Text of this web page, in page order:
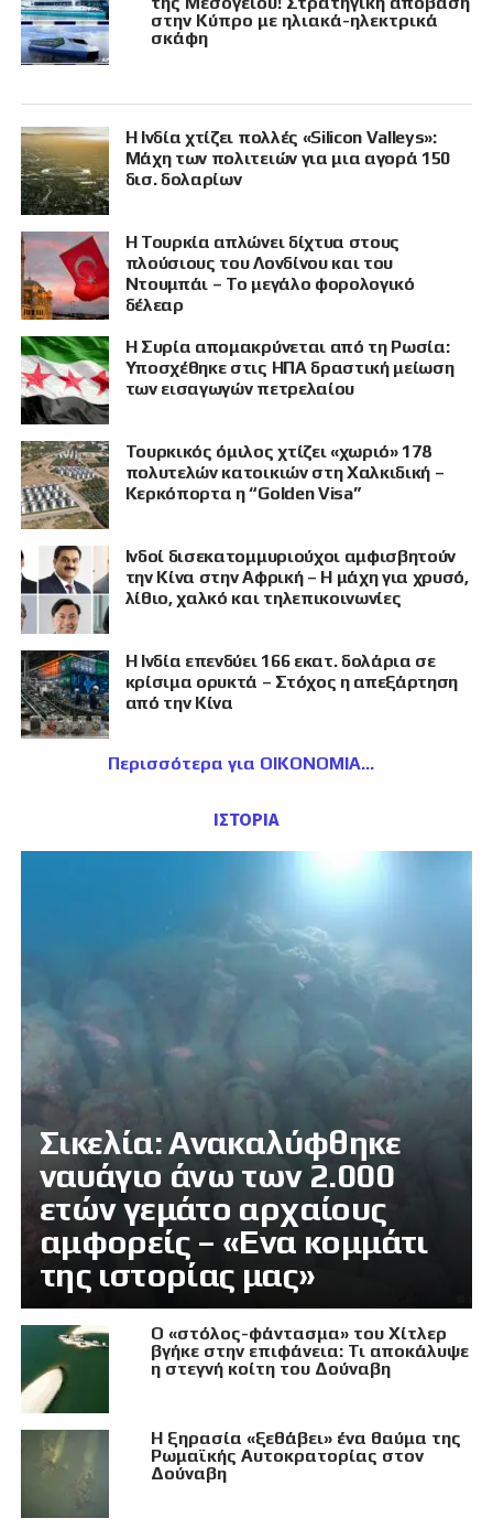
στην Κύπρο με ηλιακά-ηλεκτρικά
σκάφη
Η Ινδία χτίζει πολλές «Silicon Valleys»:
Μάχη των πολιτειών για μια αγορά 150
δισ. δολαρίων
Η Τουρκία απλώνει δίχτυα στους
πλούσιους του Λονδίνου και του
Ντουμπάι – Το μεγάλο φορολογικό
δέλεαρ
Η Συρία απομακρύνεται από τη Ρωσία:
Υποσχέθηκε στις ΗΠΑ δραστική μείωση
των εισαγωγών πετρελαίου
Τουρκικός όμιλος χτίζει «χωριό» 178
πολυτελών κατοικιών στη Χαλκιδική –
Κερκόπορτα η “Golden Visa”
Ινδοί δισεκατομμυριούχοι αμφισβητούν
την Κίνα στην Αφρική – Η μάχη για χρυσό,
λίθιο, χαλκό και τηλεπικοινωνίες
Η Ινδία επενδύει 166 εκατ. δολάρια σε
κρίσιμα ορυκτά – Στόχος η απεξάρτηση
από την Κίνα
Περισσότερα για ΟΙΚΟΝΟΜΙΑ
ΙΣΤΟΡΙΑ
Σικελία: Ανακαλύφθηκε
ναυάγιο άνω των 2.000
ετών γεμάτο αρχαίους
αμφορείς – «Ενα κομμάτι
της ιστορίας μας»
Ο «στόλος-φάντασμα» του Χίτλερ
βγήκε στην επιφάνεια: Τι αποκάλυψε
η στεγνή κοίτη του Δούναβη
Η ξηρασία «ξεθάβει» ένα θαύμα της
Ρωμαϊκής Αυτοκρατορίας στον
Δούναβη